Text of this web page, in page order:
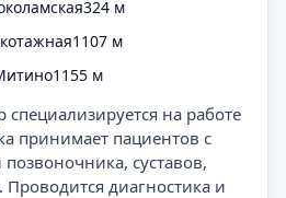
324 м
1107 м
1155 м
на работе
принимает пациентов с
суставов,
диагностика и